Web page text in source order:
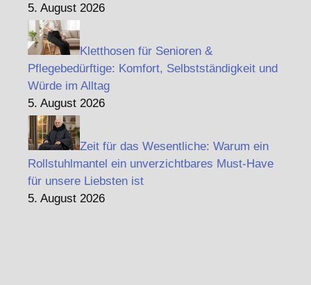
5. August 2026
Kletthosen für Senioren &
Pflegebedürftige: Komfort, Selbstständigkeit und
Würde im Alltag
5. August 2026
Zeit für das Wesentliche: Warum ein
Rollstuhlmantel ein unverzichtbares Must-Have
für unsere Liebsten ist
5. August 2026